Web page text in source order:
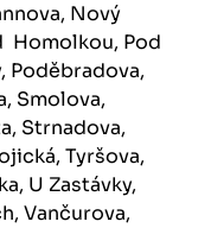
Nový
Homolkou, Pod
Poděbradova,
Smolova,
Strnadova,
Tyršova,
U Zastávky,
Vančurova,